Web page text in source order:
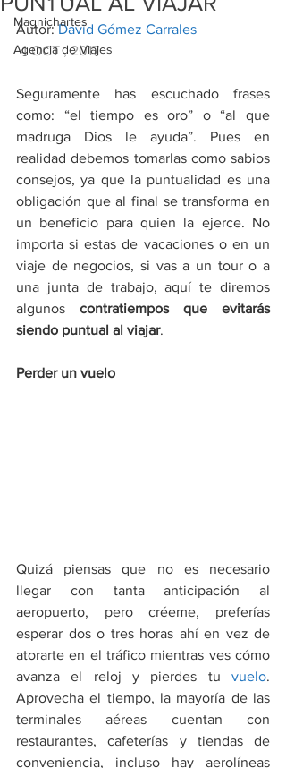
Magnichartes
Agencia de Viajes
Autor: David Gómez Carrales
4 OCT , 2017
Seguramente has escuchado frases
como: “el tiempo es oro” o “al que
madruga Dios le ayuda”. Pues en
realidad debemos tomarlas como sabios
consejos, ya que la puntualidad es una
obligación que al final se transforma en
un beneficio para quien la ejerce. No
importa si estas de vacaciones o en un
viaje de negocios, si vas a un tour o a
una junta de trabajo, aquí te diremos
algunos contratiempos que evitarás
siendo puntual al viajar.
Perder un vuelo
Quizá piensas que no es necesario
llegar con tanta anticipación al
aeropuerto, pero créeme, preferías
esperar dos o tres horas ahí en vez de
atorarte en el tráfico mientras ves cómo
avanza el reloj y pierdes tu vuelo.
Aprovecha el tiempo, la mayoría de las
terminales aéreas cuentan con
restaurantes, cafeterías y tiendas de
conveniencia, incluso hay aerolíneas